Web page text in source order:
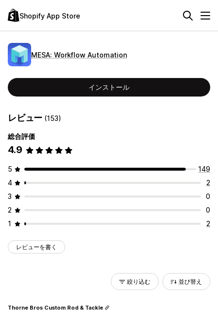
Shopify App Store
MESA: Workflow Automation
インストール
レビュー (153)
総合評価
4.9
5
149
4
2
3
0
2
0
1
2
レビューを書く
絞り込む 並び替え
Thorne Bros Custom Rod & Tackle